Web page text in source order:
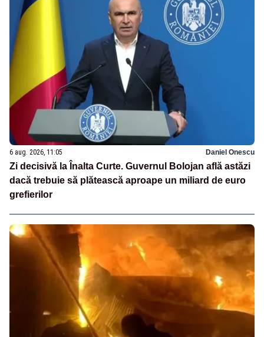
6 aug. 2026, 11:05 Daniel Onescu
Zi decisivă la Înalta Curte. Guvernul Bolojan află astăzi
dacă trebuie să plătească aproape un miliard de euro
grefierilor